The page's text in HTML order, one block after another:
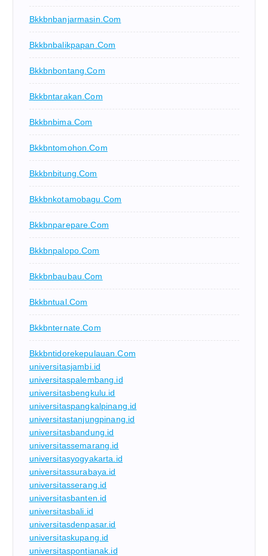
Bkkbnbanjarmasin.com
Bkkbnbalikpapan.com
Bkkbnbontang.com
Bkkbntarakan.com
Bkkbnbima.com
Bkkbntomohon.com
Bkkbnbitung.com
Bkkbnkotamobagu.com
Bkkbnparepare.com
Bkkbnpalopo.com
Bkkbnbaubau.com
Bkkbntual.com
Bkkbnternate.com
Bkkbntidorekepulauan.com
universitasjambi.id
universitaspalembang.id
universitasbengkulu.id
universitaspangkalpinang.id
universitastanjungpinang.id
universitasbandung.id
universitassemarang.id
universitasyogyakarta.id
universitassurabaya.id
universitasserang.id
universitasbanten.id
universitasbali.id
universitasdenpasar.id
universitaskupang.id
universitaspontianak.id